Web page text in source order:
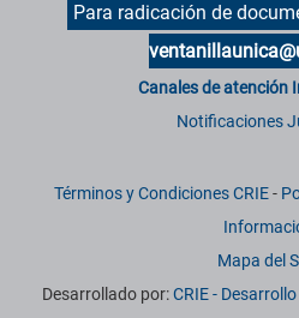
Para radicación de
Canales de atención
Notificaciones
Términos y Condiciones CRIE-
Mapa del
Desarrollado por:CRIE -